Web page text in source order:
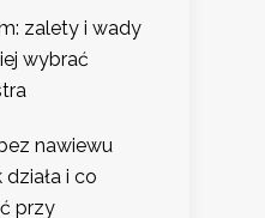
zalety i wady
wybrać
nawiewu
i co
przy